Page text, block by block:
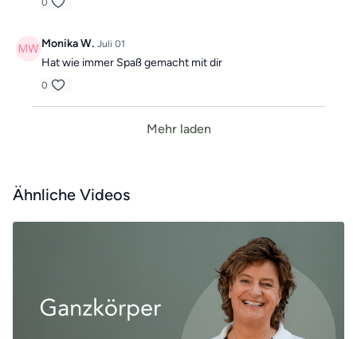
0
Monika W. Juli 01
Hat wie immer Spaß gemacht mit dir
0
Mehr laden
Ähnliche Videos